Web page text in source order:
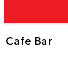
Cafe Bar